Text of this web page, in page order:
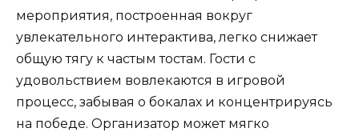
мероприятия, построенная вокруг
увлекательного интерактива, легко снижает
общую тягу к частым тостам. Гости с
удовольствием вовлекаются в игровой
процесс, забывая о бокалах и концентрируясь
на победе. Организатор может мягко